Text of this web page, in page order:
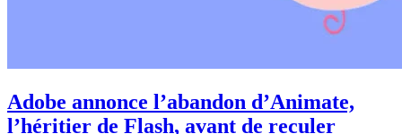
Adobe annonce l’abandon d’Animate,
l’héritier de Flash, avant de reculer